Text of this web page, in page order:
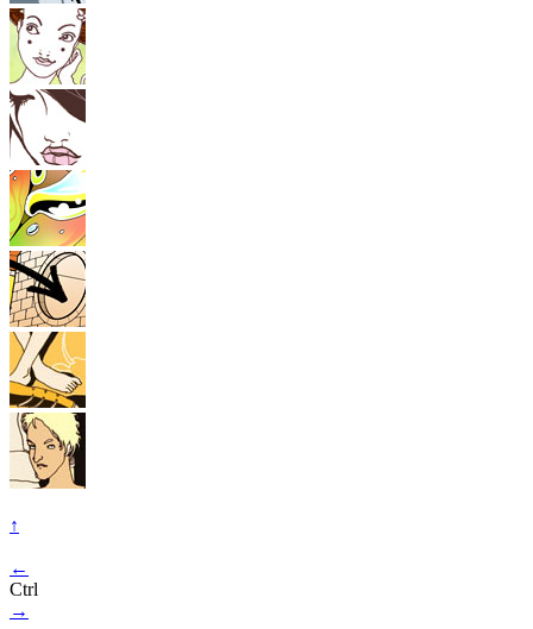
↑
←
Ctrl
→